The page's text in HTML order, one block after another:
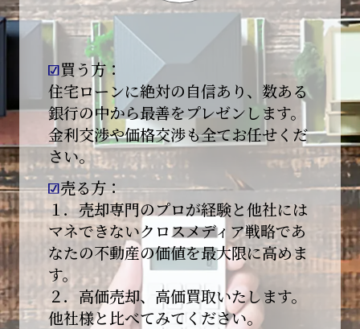
今後とも変わらぬご支援、ご指導を賜りますよ
う、何卒よろしくお願い申し上げます。
2026-01-09
【新年あけましておめでとうございます】
本日より始業いたしました。
昨年は多くのご縁とご支援をいただき、心より
感謝申し上げます。
本年も地域に根ざし、誠実な仕事を積み重ねて
参ります。
引き続きどうぞよろしくお願いいたします。
2025-12-20
【年末年始休業のお知らせ】
買う方：
住宅ローンに絶対の自信あり、数ある
銀行の中から最善をプレゼンします。
金利交渉や価格交渉も全てお任せくだ
さい。
売る方：
１．売却専門のプロが経験と他社には
マネできないクロスメディア戦略であ
なたの不動産の価値を最大限に高めま
す。
２．高価売却、高価買取いたします。
他社様と比べてみてください。